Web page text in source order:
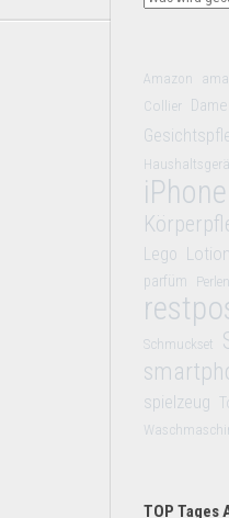
Amazon
Collier
iPhone
Lego Lotion
parfüm
Schmuckset
spielzeug
TOP Tages